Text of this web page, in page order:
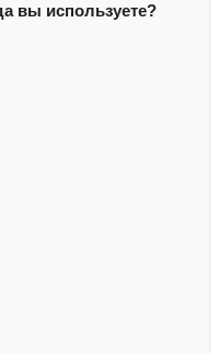
вы используете?